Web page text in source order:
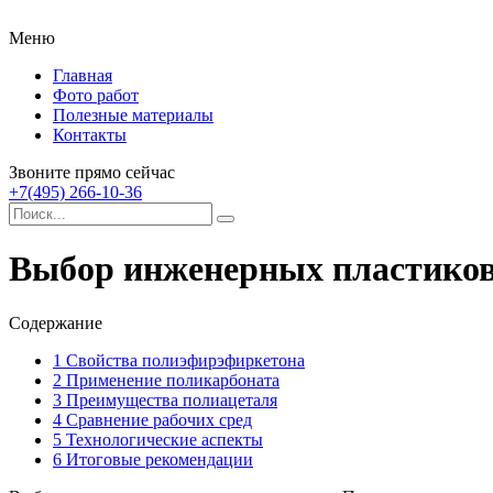
Меню
Главная
Фото работ
Полезные материалы
Контакты
Звоните прямо сейчас
+7(495) 266-10-36
Выбор инженерных
Содержание
1 Свойства полиэфирэфиркетона
2 Применение поликарбоната
3 Преимущества полиацеталя
4 Сравнение рабочих сред
5 Технологические аспекты
6 Итоговые рекомендации